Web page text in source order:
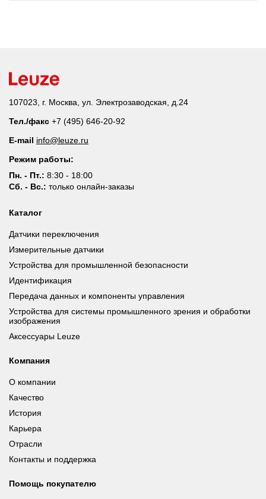
107023, г. Москва, ул. Электрозаводская, д.24
Тел./факс +7 (495) 646-20-92
E-mail info@leuze.ru
Режим работы:
Пн. - Пт.: 8:30 - 18:00
Сб. - Вс.: только онлайн-заказы
Каталог
Датчики переключения
Измерительные датчики
Устройства для промышленной безопасности
Идентификация
Передача данных и компоненты управления
Устройства для системы промышленного зрения и обработки
изображения
Аксессуары Leuze
Компания
О компании
Качество
История
Карьера
Отрасли
Контакты и поддержка
Помощь покупателю